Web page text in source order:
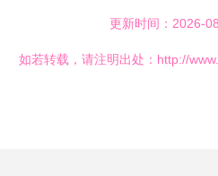
更新时间：2026-
如若转载，请注明出处：http://